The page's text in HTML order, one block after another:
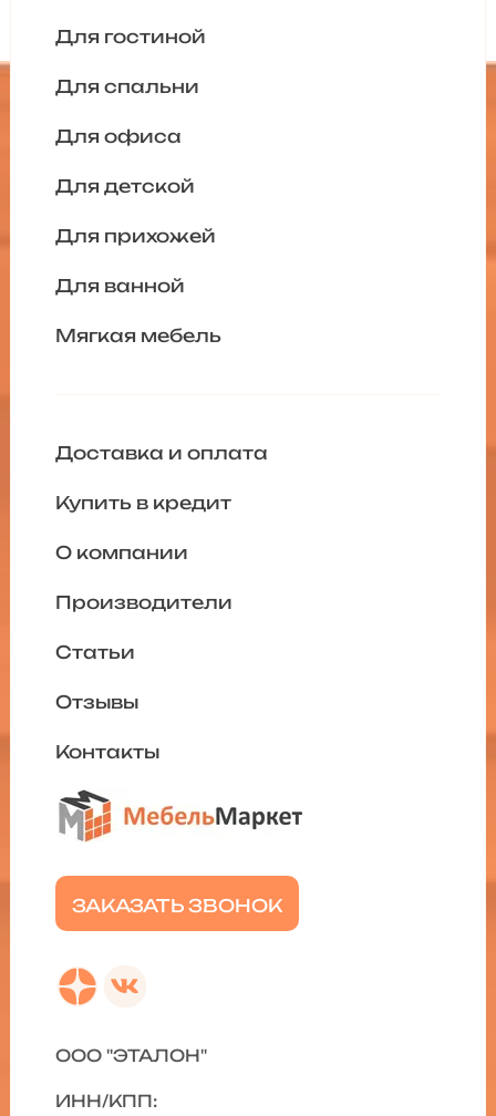
Для гостиной
Для спальни
Для офиса
Для детской
Для прихожей
Для ванной
Мягкая мебель
ЗАКАЗАТЬ ЗВОНОК
Доставка и оплата
Купить в кредит
О компании
Производители
Статьи
Отзывы
Контакты
ООО "ЭТАЛОН"
ИНН/КПП: